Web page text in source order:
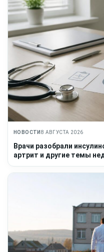
НОВОСТИ 8 АВГУСТА 2026
Врачи разобрали
артрит и другие темы